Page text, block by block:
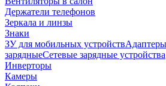
Держатели телефонов
Зеркала и линзы
Знаки
ЗУ для мобильных устройств
зарядныеСетевые зарядные устройства
Инверторы
Камеры